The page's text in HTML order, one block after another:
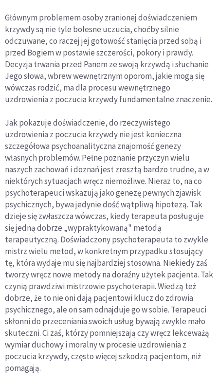
Głównym problemem osoby zranionej doświadczeniem
krzywdy są nie tyle bolesne uczucia, choćby silnie
odczuwane, co raczej jej gotowość stanięcia przed sobą i
przed Bogiem w postawie szczerości, pokory i prawdy.
Decyzja trwania przed Panem ze swoją krzywdą i słuchanie
Jego słowa, wbrew wewnętrznym oporom, jakie mogą się
wówczas rodzić, ma dla procesu wewnętrznego
uzdrowienia z poczucia krzywdy fundamentalne znaczenie.
Jak pokazuje doświadczenie, do rzeczywistego
uzdrowienia z poczucia krzywdy nie jest konieczna
szczegółowa psychoanalityczna znajomość genezy
własnych problemów. Pełne poznanie przyczyn wielu
naszych zachowań i doznań jest zresztą bardzo trudne, a w
niektórych sytuacjach wręcz niemożliwe. Nieraz to, na co
psychoterapeuci wskazują jako genezę pewnych zjawisk
psychicznych, bywa jedynie dość wątpliwą hipotezą. Tak
dzieje się zwłaszcza wówczas, kiedy terapeuta posługuje
się jedną dobrze „wypraktykowaną" metodą
terapeutyczną. Doświadczony psychoterapeuta to zwykle
mistrz wielu metod, w konkretnym przypadku stosujący
tę, która wydaje mu się najbardziej stosowna. Niekiedy zaś
tworzy wręcz nowe metody na doraźny użytek pacjenta. Tak
czynią prawdziwi mistrzowie psychoterapii. Wiedzą też
dobrze, że to nie oni dają pacjentowi klucz do zdrowia
psychicznego, ale on sam odnajduje go w sobie. Terapeuci
skłonni do przeceniania swoich usług bywają zwykle mało
skuteczni. Ci zaś, którzy pomniejszają czy wręcz lekceważą
wymiar duchowy i moralny w procesie uzdrowienia z
poczucia krzywdy, często więcej szkodzą pacjentom, niż
pomagają.